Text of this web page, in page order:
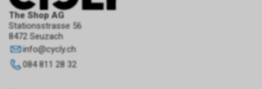
The Shop AG
Stationsstrasse 56
8472 Seuzach
info@cycly.ch
084 811 28 32